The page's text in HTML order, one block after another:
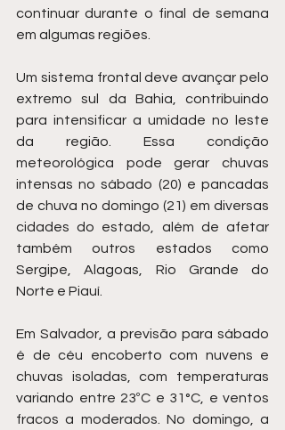
continuar durante o final de semana
em algumas regiões.
Um sistema frontal deve avançar pelo
extremo sul da Bahia, contribuindo
para intensificar a umidade no leste
da região. Essa condição
meteorológica pode gerar chuvas
intensas no sábado (20) e pancadas
de chuva no domingo (21) em diversas
cidades do estado, além de afetar
também outros estados como
Sergipe, Alagoas, Rio Grande do
Norte e Piauí.
Em Salvador, a previsão para sábado
é de céu encoberto com nuvens e
chuvas isoladas, com temperaturas
variando entre 23ºC e 31°C, e ventos
fracos a moderados. No domingo, a